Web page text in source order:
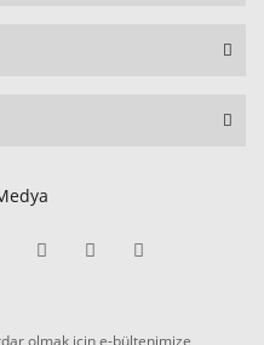
olmak için e-bültenimize